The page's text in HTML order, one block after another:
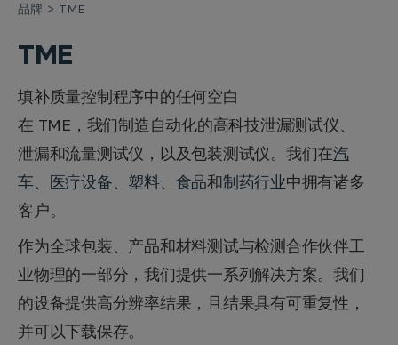
品牌 TME
TME
填补质量控制程序中的任何空白
在 TME，我们制造自动化的高科技泄漏测试仪、
泄漏和流量测试仪，以及包装测试仪。我们在汽
车、 医疗设备、 塑料、 食品和制药行业中拥有诸多
客户。
作为全球包装、产品和材料测试与检测合作伙伴工
业物理的一部分，我们提供一系列解决方案。我们
的设备提供高分辨率结果，且结果具有可重复性，
并可以下载保存。